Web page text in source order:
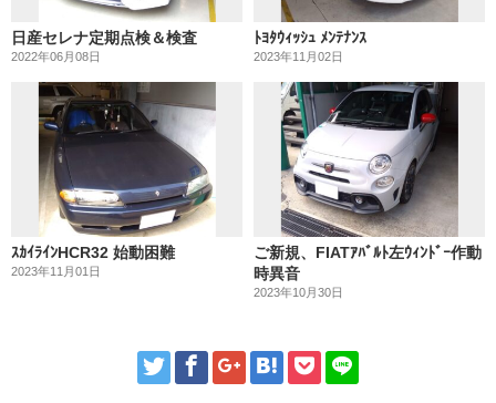
日産セレナ定期点検＆検査
2022年06月08日
ﾄﾖﾀｳｨｯｼｭ ﾒﾝﾃﾅﾝｽ
2023年11月02日
ｽｶｲﾗｲﾝHCR32 始動困難
2023年11月01日
ご新規、FIATｱﾊﾞﾙﾄ左ｳｨﾝﾄﾞｰ作動
時異音
2023年10月30日